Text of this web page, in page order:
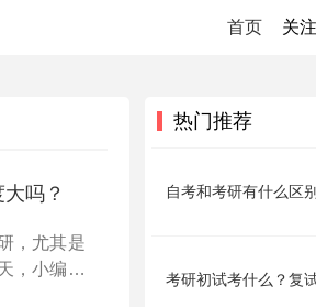
首页 关
吗？
，尤其是
，小编将
热门推荐
自考和考研有什么区
考研初试考什么？复